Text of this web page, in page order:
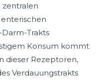
zentralen
Trakts
Konsum kommt
dieser Rezeptoren,
Verdauungstrakts